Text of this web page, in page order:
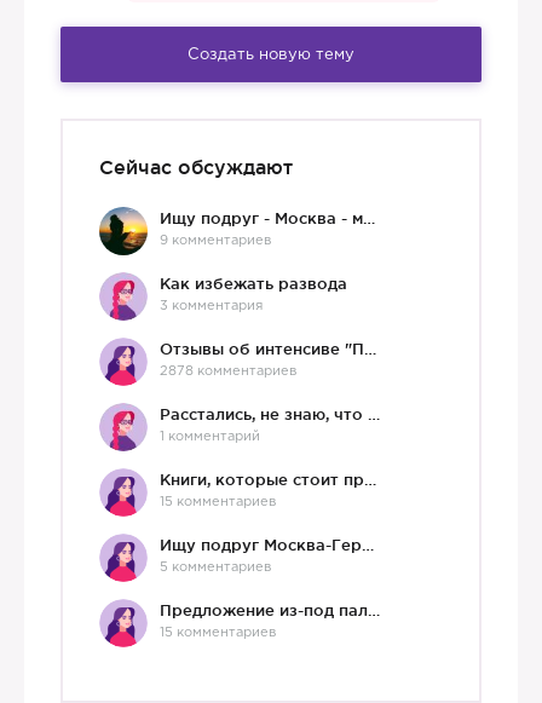
Создать новую тему
Сейчас обсуждают
9 комментариев
Как избежать развода
3 комментария
2878 комментариев
1 комментарий
15 комментариев
5 комментариев
15 комментариев